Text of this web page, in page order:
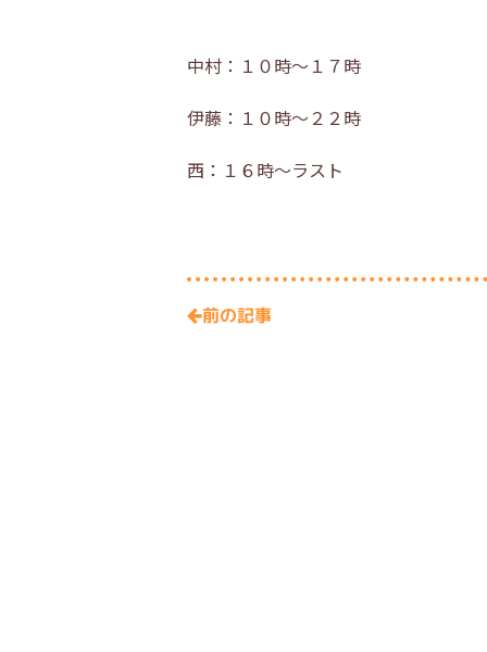
中村：１０時～１７時
伊藤：１０時～２２時
西：１６時～ラスト
前の記事